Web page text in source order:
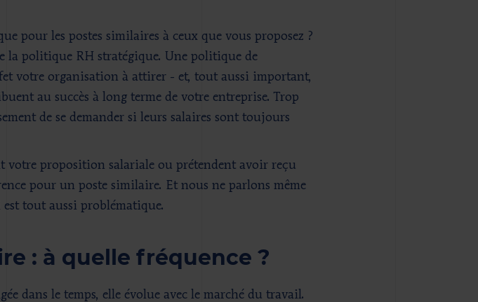
pour les postes similaires à ceux que vous proposez ?
la politique RH stratégique. Une politique de
votre organisation à attirer - et, tout aussi important,
au succès à long terme de votre entreprise. Trop
de se demander si leurs salaires sont toujours
votre proposition salariale ou prétendent avoir reçu
pour un poste similaire. Et nous ne parlons même
tout aussi problématique.
: à quelle fréquence ?
dans le temps, elle évolue avec le marché du travail.